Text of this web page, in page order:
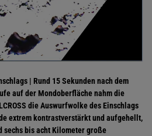
| Rund 15 Sekunden nach dem
auf der Mondoberfläche nahm die
die Auswurfwolke des Einschlags
extrem kontrastverstärkt und aufgehellt,
sechs bis acht Kilometer große